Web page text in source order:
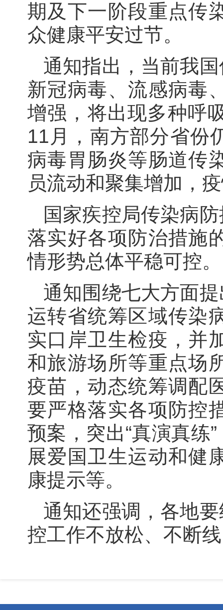
期及下一阶段重点传
众健康平安过节。
通知指出，当前我
新冠病毒、流感病毒
增强，将出现多种呼
11月，南方部分省份
病毒胃肠炎等肠道传
员流动和聚集增加，
国家疾控局传染病
落实好各项防治措施
情形势总体平稳可控。
通知围绕七大方面
运转省统筹区域传染
实口岸卫生检疫，并
和旅游场所等重点场
疫苗，动态统筹调配
要严格落实各项防控
预案，突出“真演真练
展爱国卫生运动和健
康提示等。
通知还强调，各地
控工作不放松、不断